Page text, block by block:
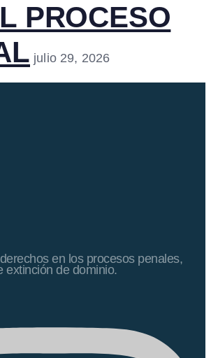
PROCESO
julio 29, 2026
en los procesos penales,
extinción de dominio.